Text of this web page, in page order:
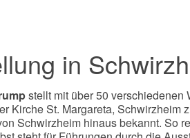
in
stellt mit über 50 verschiedenen
Kirche St. Margareta, Schwirzheim
Schwirzheim hinaus bekannt. So